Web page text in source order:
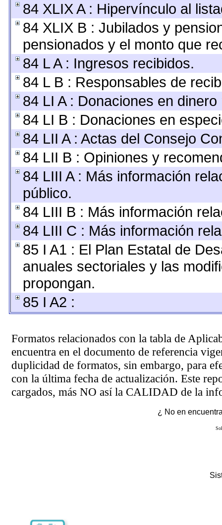
84 XLIX A : Hipervínculo al
84 XLIX B : Jubilados y
pensionados y el monto que
84 L A : Ingresos recibidos.
84 L B : Responsables de
84 LI A : Donaciones en
84 LI B : Donaciones en
84 LII A : Actas del Consejo
84 LII B : Opiniones y
84 LIII A : Más información
público.
84 LIII B : Más información
84 LIII C : Más información
85 I A1 : El Plan Estatal de
anuales sectoriales y las
propongan.
85 I A2 :
Formatos relacionados con la tabla de
encuentra en el documento de referencia
duplicidad de formatos, sin embargo, para
con la última fecha de actualización. Este
cargados, más NO así la CALIDAD de la
¿ No en